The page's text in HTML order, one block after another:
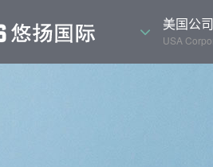
美国公
USA